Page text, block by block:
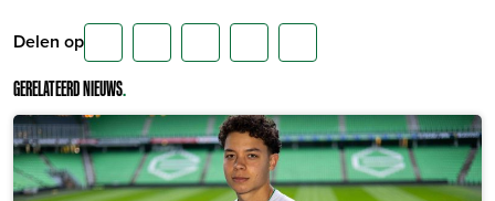
Delen op
GERELATEERD NIEUWS.